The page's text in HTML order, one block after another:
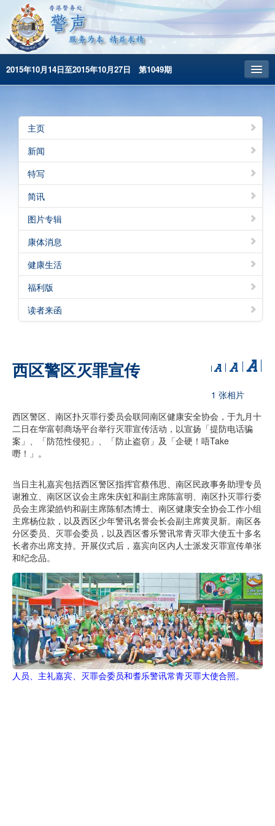
2015年10月14日至2015年10月27日 第1049期
昔日警声
警务处主页
繁體版
English
主页
新闻
特写
简讯
图片专辑
康体消息
健康生活
福利版
读者来函
西区警区灭罪宣传
1 张相片
西区警区、南区扑灭罪行委员会联同南区健康安全协会，于九月十
二日在华富邨商场平台举行灭罪宣传活动，以宣扬「提防电话骗
案」、「防范性侵犯」、「防止盗窃」及「企硬！唔Take
嘢！」。
当日主礼嘉宾包括西区警区指挥官蔡伟思、南区民政事务助理专员
谢雅立、南区区议会主席朱庆虹和副主席陈富明、南区扑灭罪行委
员会主席梁皓钧和副主席陈郁杰博士、南区健康安全协会工作小组
主席杨位款，以及西区少年警讯名誉会长会副主席黄灵新。南区各
分区委员、灭罪会委员，以及西区耆乐警讯常青灭罪大使五十多名
长者亦出席支持。开展仪式后，嘉宾向区内人士派发灭罪宣传单张
和纪念品。
人员、主礼嘉宾、灭罪会委员和耆乐警讯常青灭罪大使合照。